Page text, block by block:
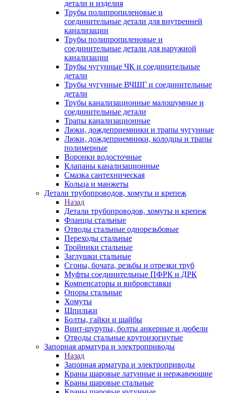
детали и изделия
Трубы полипропиленовые и
соединительные детали для внутренней
канализации
Трубы полипропиленовые и
соединительные детали для наружной
канализации
Трубы чугунные ЧК и соединительные
детали
Трубы чугунные ВЧШГ и соединительные
детали
Трубы канализационные малошумные и
соединительные детали
Трапы канализационные
Люки, дождеприемники и трапы чугунные
Люки, дождеприемники, колодцы и трапы
полимерные
Воронки водосточные
Клапаны канализационные
Смазка сантехническая
Кольца и манжеты
Детали трубопроводов, хомуты и крепеж
Назад
Детали трубопроводов, хомуты и крепеж
Фланцы стальные
Отводы стальные однорезьбовые
Переходы стальные
Тройники стальные
Заглушки стальные
Сгоны, бочата, резьбы и отрезки труб
Муфты соединительные ПФРК и ДРК
Компенсаторы и вибровставки
Опоры стальные
Хомуты
Шпильки
Болты, гайки и шайбы
Винт-шурупы, болты анкерные и дюбели
Отводы стальные крутоизогнутые
Запорная арматура и электроприводы
Назад
Запорная арматура и электроприводы
Краны шаровые латунные и нержавеющие
Краны шаровые стальные